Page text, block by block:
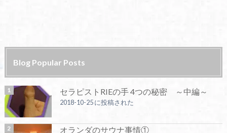
Blog Popular Posts
セラピストRIEの手 4つの秘密 ～中編～
2018-10-25 に投稿された
オランダのサウナ事情①